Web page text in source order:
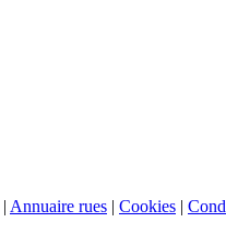
| Annuaire rues | Cookies |